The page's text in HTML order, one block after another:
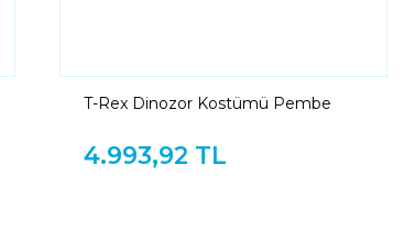
T-Rex Dinozor Kostümü Pembe
4.993,92 TL